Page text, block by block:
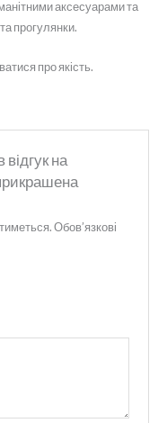
аксесуарами та
прогулянки.
про якість.
на
Обов’язкові